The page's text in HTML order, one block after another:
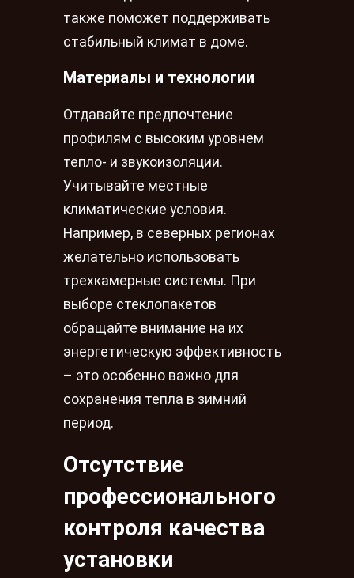
также поможет поддерживать
стабильный климат в доме.
Материалы и технологии
Отдавайте предпочтение
профилям с высоким уровнем
тепло- и звукоизоляции.
Учитывайте местные
климатические условия.
Например, в северных регионах
желательно использовать
трехкамерные системы. При
выборе стеклопакетов
обращайте внимание на их
энергетическую эффективность
– это особенно важно для
сохранения тепла в зимний
период.
Отсутствие
профессионального
контроля качества
установки